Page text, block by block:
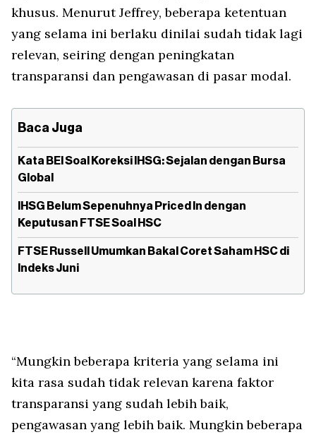
khusus. Menurut Jeffrey, beberapa ketentuan
yang selama ini berlaku dinilai sudah tidak lagi
relevan, seiring dengan peningkatan
transparansi dan pengawasan di pasar modal.
Baca Juga
Kata BEI Soal Koreksi IHSG: Sejalan dengan Bursa
Global
IHSG Belum Sepenuhnya Priced In dengan
Keputusan FTSE Soal HSC
FTSE Russell Umumkan Bakal Coret Saham HSC di
Indeks Juni
“Mungkin beberapa kriteria yang selama ini
kita rasa sudah tidak relevan karena faktor
transparansi yang sudah lebih baik,
pengawasan yang lebih baik. Mungkin beberapa